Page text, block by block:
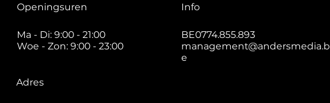
Info
BE0774.855.893
management@andersmedia.b
e
Openingsuren
Ma - Di: 9:00 - 21:00
Woe - Zon: 9:00 - 23:00
Adres